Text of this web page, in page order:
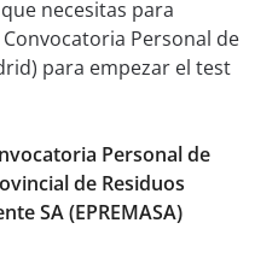
necesitas para
Personal de
para empezar el test
Personal de
de Residuos
SA (EPREMASA)